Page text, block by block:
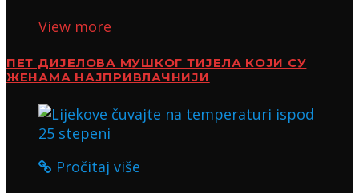
View more
ПЕТ ДИЈЕЛОВА МУШКОГ ТИЈЕЛА КОЈИ СУ
ЖЕНАМА НАЈПРИВЛАЧНИЈИ
Pročitaj više